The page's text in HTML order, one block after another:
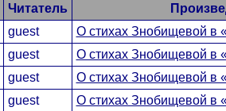
Читатель
guest
О стихах Знобищевой в
guest
О стихах Знобищевой в
guest
О стихах Знобищевой в
guest
О стихах Знобищевой в